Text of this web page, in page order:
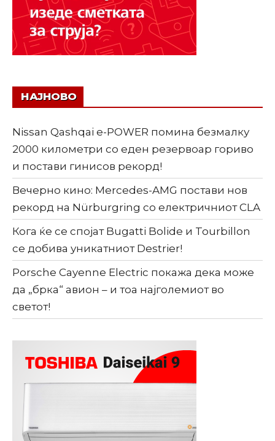
НАЈНОВО
Nissan Qashqai e-POWER помина безмалку
2000 километри со еден резервоар гориво
и постави гинисов рекорд!
Вечерно кино: Mercedes-AMG постави нов
рекорд на Nürburgring со електричниот CLA
Кога ќе се спојат Bugatti Bolide и Tourbillon
се добива уникатниот Destrier!
Porsche Cayenne Electric покажа дека може
да „брка“ авион – и тоа најголемиот во
светот!